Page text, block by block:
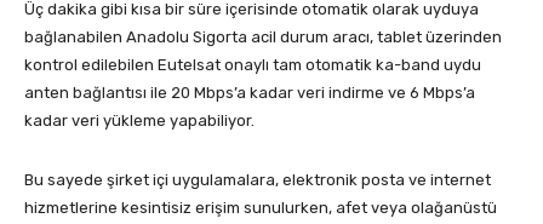
Üç dakika gibi kısa bir süre içerisinde otomatik olarak uyduya
bağlanabilen Anadolu Sigorta acil durum aracı, tablet üzerinden
kontrol edilebilen Eutelsat onaylı tam otomatik ka-band uydu
anten bağlantısı ile 20 Mbps’a kadar veri indirme ve 6 Mbps’a
kadar veri yükleme yapabiliyor.
Bu sayede şirket içi uygulamalara, elektronik posta ve internet
hizmetlerine kesintisiz erişim sunulurken, afet veya olağanüstü